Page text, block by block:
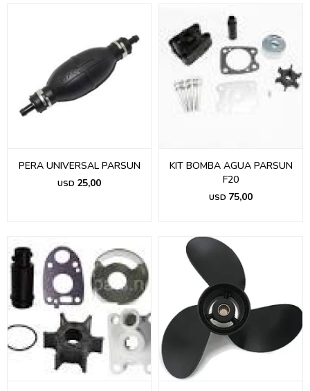
PERA UNIVERSAL PARSUN
USD 25,00
KIT BOMBA AGUA PARSUN
F20
USD 75,00